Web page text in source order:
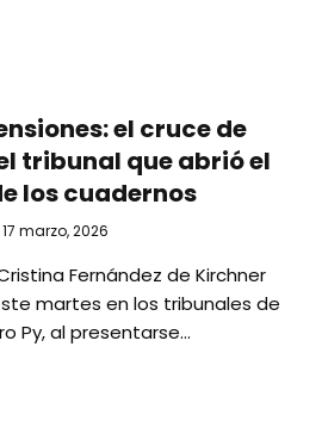
el cruce de
tribunal que abrió el
los cuadernos
17 marzo, 2026
Fernández de Kirchner
martes en los tribunales de
Py, al presentarse…